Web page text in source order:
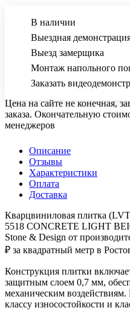
В наличии
Выездная
Выезд замерщика
Монтаж напольного
Заказать
Цена на сайте не конечная,
заказа. Окончательную
менеджеров
Описание
Отзывы
Характеристики
Оплата
Доставка
Кварцвиниловая плитка
5518 CONCRETE LIGHT
Stone & Design от
₽ за квадратный метр в
Конструкция плитки
защитным слоем 0,7 мм,
механическим
классу износостойкости и